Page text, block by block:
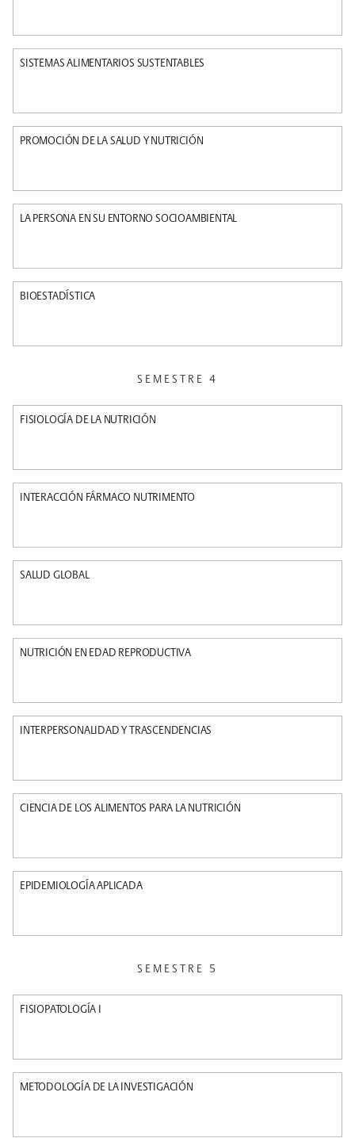
SISTEMAS ALIMENTARIOS SUSTENTABLES
PROMOCIÓN DE LA SALUD Y NUTRICIÓN
LA PERSONA EN SU ENTORNO SOCIOAMBIENTAL
BIOESTADÍSTICA
SEMESTRE 4
FISIOLOGÍA DE LA NUTRICIÓN
INTERACCIÓN FÁRMACO NUTRIMENTO
SALUD GLOBAL
NUTRICIÓN EN EDAD REPRODUCTIVA
INTERPERSONALIDAD Y TRASCENDENCIAS
CIENCIA DE LOS ALIMENTOS PARA LA NUTRICIÓN
EPIDEMIOLOGÍA APLICADA
SEMESTRE 5
FISIOPATOLOGÍA I
METODOLOGÍA DE LA INVESTIGACIÓN